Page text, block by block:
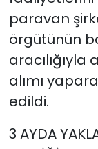
paravan
örgütünün
alımı
edildi.
3 AYDA